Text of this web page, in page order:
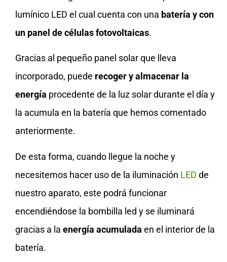
lumínico LED el cual cuenta con una batería y con
un panel de células fotovoltaicas.
Gracias al pequeño panel solar que lleva
incorporado, puede recoger y almacenar la
energía procedente de la luz solar durante el día y
la acumula en la batería que hemos comentado
anteriormente.
De esta forma, cuando llegue la noche y
necesitemos hacer uso de la iluminación LED de
nuestro aparato, este podrá funcionar
encendiéndose la bombilla led y se iluminará
gracias a la energía acumulada en el interior de la
batería.